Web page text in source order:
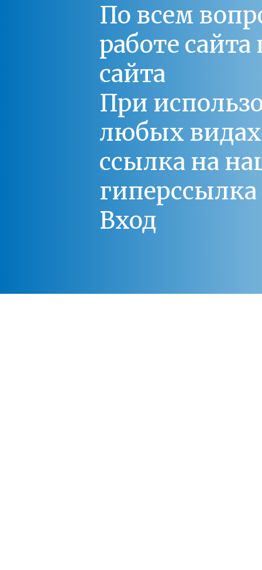
По всем
работе
сайта
При
любых
ссылка на
Вход